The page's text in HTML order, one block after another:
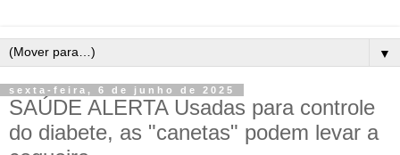
▼
sexta-feira, 6 de junho de 2025
SAÚDE ALERTA Usadas para controle
do diabete, as "canetas" podem levar a